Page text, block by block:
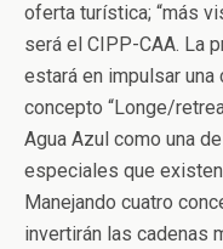
oferta turística; “más
será el CIPP-CAA. La
estará en impulsar una
concepto “Longe/
Agua Azul como una
especiales que
Manejando cuatro
invertirán las cadenas